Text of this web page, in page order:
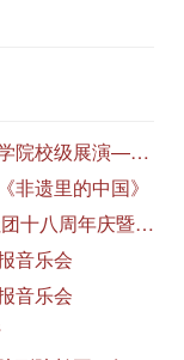
第八届大学生艺术展演活动洛阳师范学院校级展演——艺术作品专场展览在美术与艺术学院顺利开展
非遗里的中国》
霓裳留韵，赴启新章—— 华夏霓裳社团十八周年庆暨毕业季特别演出圆满落幕
音乐会
音乐会